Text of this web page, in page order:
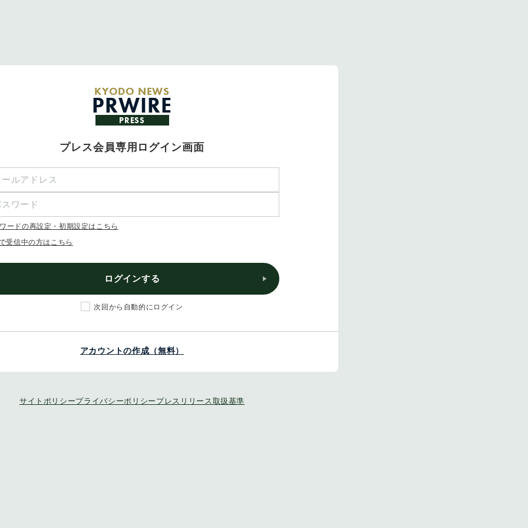
KYODO NEWS
PRWIRE
PRESS
プレス会員専用ログイン画面
ードの再設定・初期設定はこちら
受信中の方はこちら
ログインする
次回から自動的にログイン
アカウントの作成（無料）
サイトポリシープライバシーポリシー プレスリリース取扱基準